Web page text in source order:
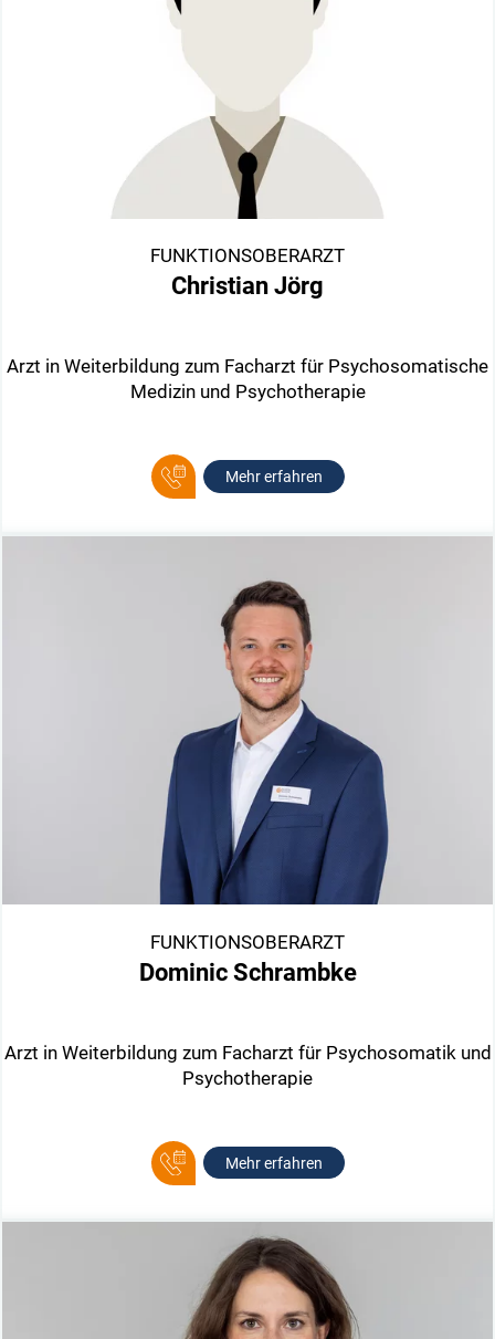
FUNKTIONSOBERARZT
Christian Jörg
Arzt in Weiterbildung zum Facharzt für Psychosomatische
Medizin und Psychotherapie
Mehr erfahren
FUNKTIONSOBERARZT
Dominic Schrambke
Arzt in Weiterbildung zum Facharzt für Psychosomatik und
Psychotherapie
Mehr erfahren